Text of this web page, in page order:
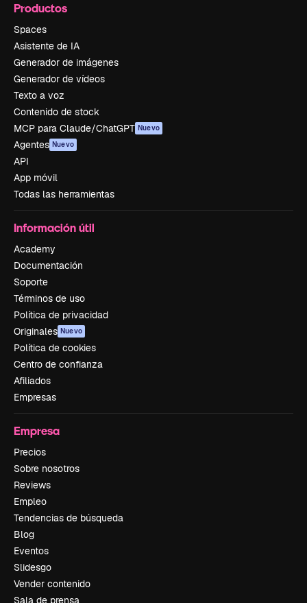
Productos
Spaces
Asistente de IA
Generador de imágenes
Generador de vídeos
Texto a voz
Contenido de stock
MCP para Claude/ChatGPT Nuevo
Agentes Nuevo
API
App móvil
Todas las herramientas
Información útil
Academy
Documentación
Soporte
Términos de uso
Política de privacidad
Originales Nuevo
Política de cookies
Centro de confianza
Afiliados
Empresas
Empresa
Precios
Sobre nosotros
Reviews
Empleo
Tendencias de búsqueda
Blog
Eventos
Slidesgo
Vender contenido
Sala de prensa